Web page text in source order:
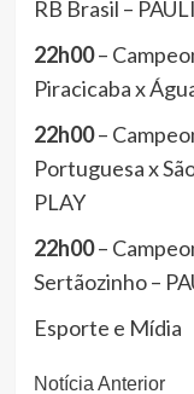
RB Brasil –
22h00–
Piracicaba x
22h00–
Portuguesa x
PLAY
22h00–
Sertãozinho –
Esporte e Mídia
Notícia Anterior